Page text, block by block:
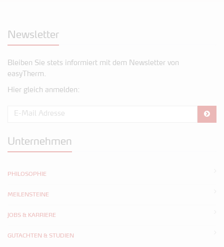
Newsletter
Bleiben Sie stets informiert mit dem Newsletter von
easyTherm.
Hier gleich anmelden:
Unternehmen
PHILOSOPHIE
MEILENSTEINE
JOBS & KARRIERE
GUTACHTEN & STUDIEN